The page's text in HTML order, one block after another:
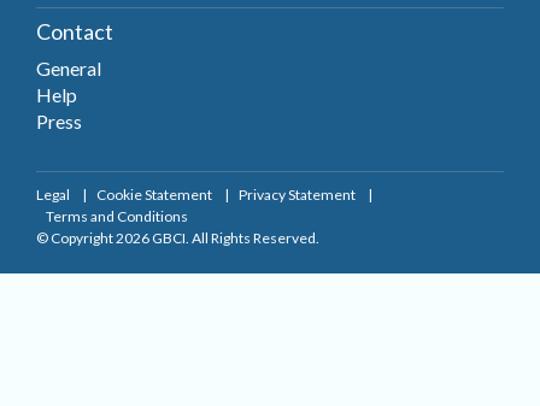
Contact
General
Help
Press
Legal Cookie Statement
Privacy Statement
Terms and Conditions
© Copyright 2026 GBCI. All Rights Reserved.